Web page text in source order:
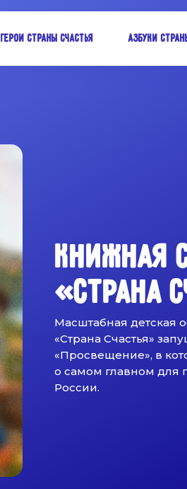
Герои Страны Счастья Азбуки
Масштабная детская
«Страна Счастья»
«Просвещение», в
о самом главном для
России.
КНИЖНАЯ
«СТРАНА